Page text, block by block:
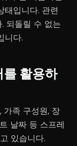
태입니다. 관련
되돌릴 수 없는
니다.
를 활용하
가족 구성원, 장
날짜 등 스프레
있습니다.